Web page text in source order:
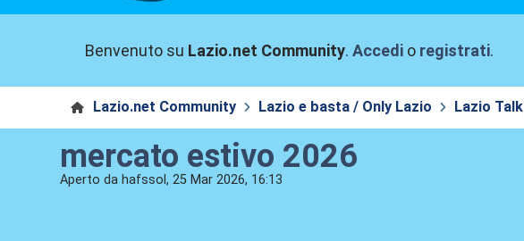
Benvenuto su Lazio.net Community.Accedi o registrati.
Lazio.net Community Lazio e basta / Only Lazio Lazio Talk
mercato estivo 2026
Aperto da hafssol, 25 Mar 2026, 16:13